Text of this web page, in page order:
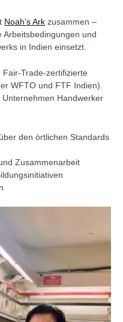
Noah’s Ark zusammen –
und
in Indien einsetzt.
Fair-Trade-zertifizierte
WFTO und FTF Indien).
Handwerker
den örtlichen Standards
Zusammenarbeit